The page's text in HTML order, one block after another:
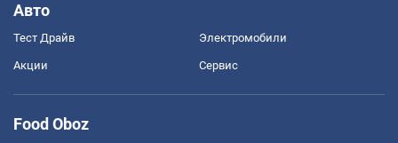
Авто
Тест Драйв Электромобили
Акции Сервис
Food Oboz